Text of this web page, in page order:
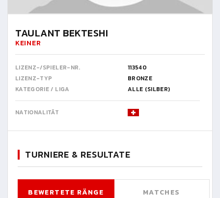
TAULANT BEKTESHI
KEINER
LIZENZ-/SPIELER-NR.
113540
LIZENZ-TYP
BRONZE
KATEGORIE / LIGA
ALLE (SILBER)
NATIONALITÄT
TURNIERE & RESULTATE
BEWERTETE RÄNGE
MATCHES